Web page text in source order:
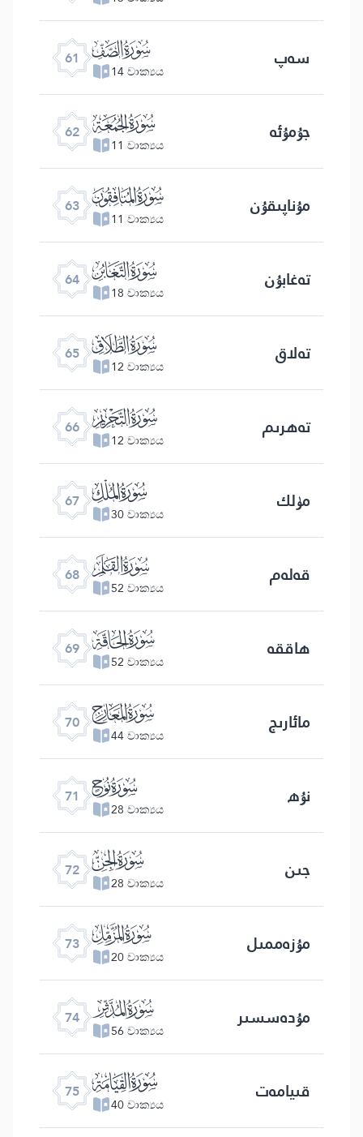
61 ﯪ
14 වාක්‍යය سەپ
62 ﯫ
11 වාක්‍යය جۇمۇئە
63 ﯬ
11 වාක්‍යය مۇناپىقۇن
64 ﯭ
18 වාක්‍යය تەغابۇن
65 ﯮ
12 වාක්‍යය تەلاق
66 ﯯ
12 වාක්‍යය تەھرىم
67 ﯰ
30 වාක්‍යය مۈلك
68 ﯱ
52 වාක්‍යය قەلەم
69 ﯲ
52 වාක්‍යය ھاققە
70 ﯳ
44 වාක්‍යය مائارىج
71 ﯴ
28 වාක්‍යය نۇھ
72 ﯵ
28 වාක්‍යය جىن
73 ﯶ
20 වාක්‍යය مۇزەممىل
74 ﯷ
56 වාක්‍යය مۇدەسسىر
75 ﯸ
40 වාක්‍යය قىيامەت